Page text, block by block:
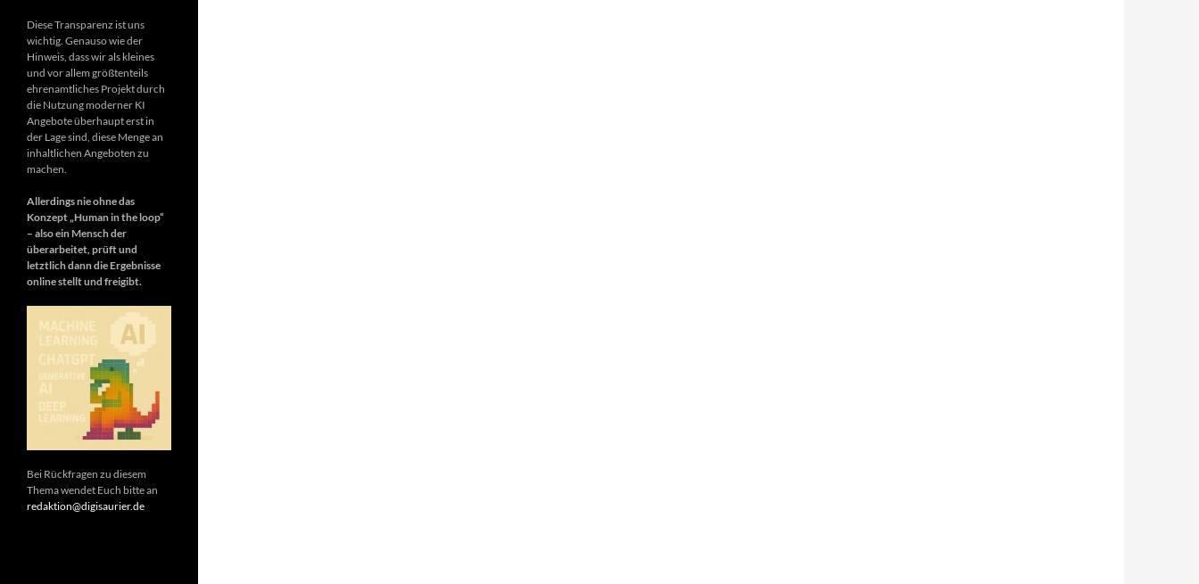
Diese Transparenz ist uns
wichtig. Genauso wie der
Hinweis, dass wir als kleines
und vor allem größtenteils
ehrenamtliches Projekt durch
die Nutzung moderner KI
Angebote überhaupt erst in
der Lage sind, diese Menge an
inhaltlichen Angeboten zu
machen.
Allerdings nie ohne das
Konzept „Human in the loop“
– also ein Mensch der
überarbeitet, prüft und
letztlich dann die Ergebnisse
online stellt und freigibt.
Bei Rückfragen zu diesem
Thema wendet Euch bitte an
redaktion@digisaurier.de